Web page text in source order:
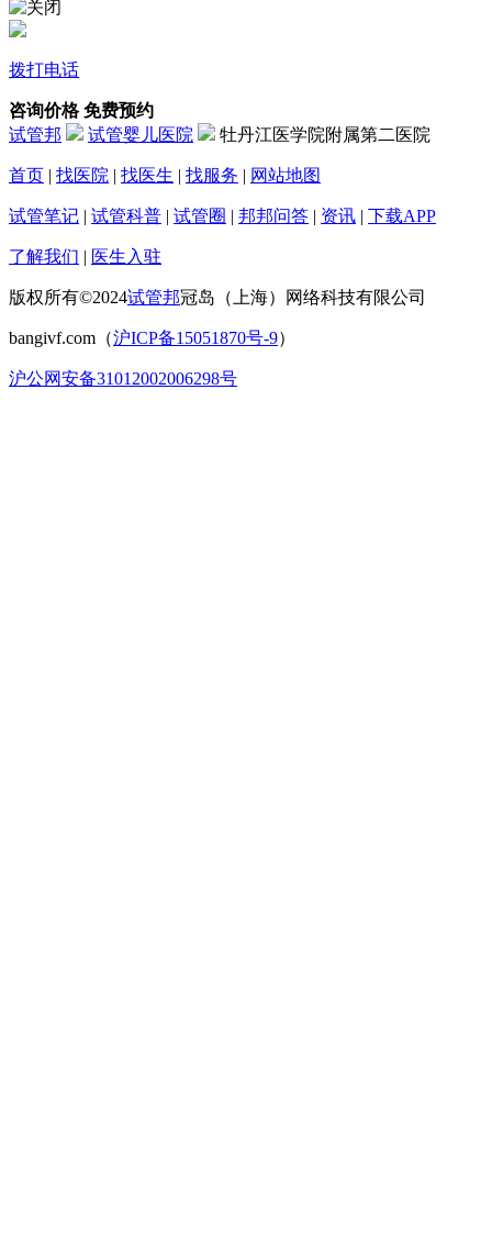
拨打电话
咨询价格 免费预约
试管邦
试管婴儿医院 牡丹江医学院附属第二医院
首页 | 找医院 | 找医生 | 找服务 | 网站地图
试管笔记 | 试管科普 | 试管圈 | 邦邦问答 | 资讯 | 下载APP
了解我们 | 医生入驻
版权所有©2024试管邦冠岛（上海）网络科技有限公司
bangivf.com（沪ICP备15051870号-9）
沪公网安备31012002006298号